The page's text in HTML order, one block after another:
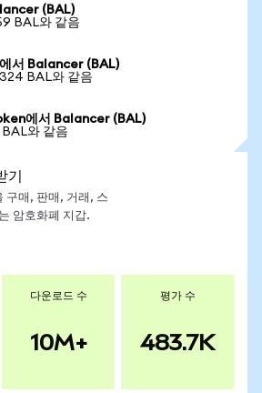
(BAL)
BAL와 같음
서 Balancer (BAL)
BAL와 같음
에서 Balancer (BAL)
BAL와 같음
기
구매, 판매, 거래, 스
암호화폐 지갑.
다운로드 수
10M+
평가 수
483.7K